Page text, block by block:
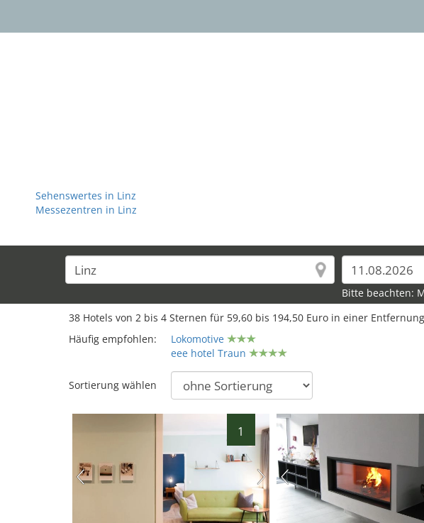
26
38
Sehenswertes in Linz
Messezentren in Linz
Bitte beachten:
38 Hotels von 2 bis 4 Sternen für 59,60 bis 194,50 Euro in einer
Häufig empfohlen:
Lokomotive
eee hotel Traun
Sortierung wählen
1